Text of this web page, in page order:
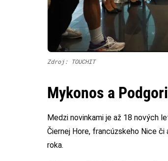
Zdroj: TOUCHIT
Mykonos a
Medzi novinkami je až 18 nových
Čiernej Hore, francúzskeho Nice
roka.